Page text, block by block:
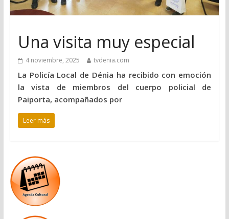
Una visita muy especial
4 noviembre, 2025 tvdenia.com
La Policía Local de Dénia ha recibido con emoción
la vista de miembros del cuerpo policial de
Paiporta, acompañados por
Leer más